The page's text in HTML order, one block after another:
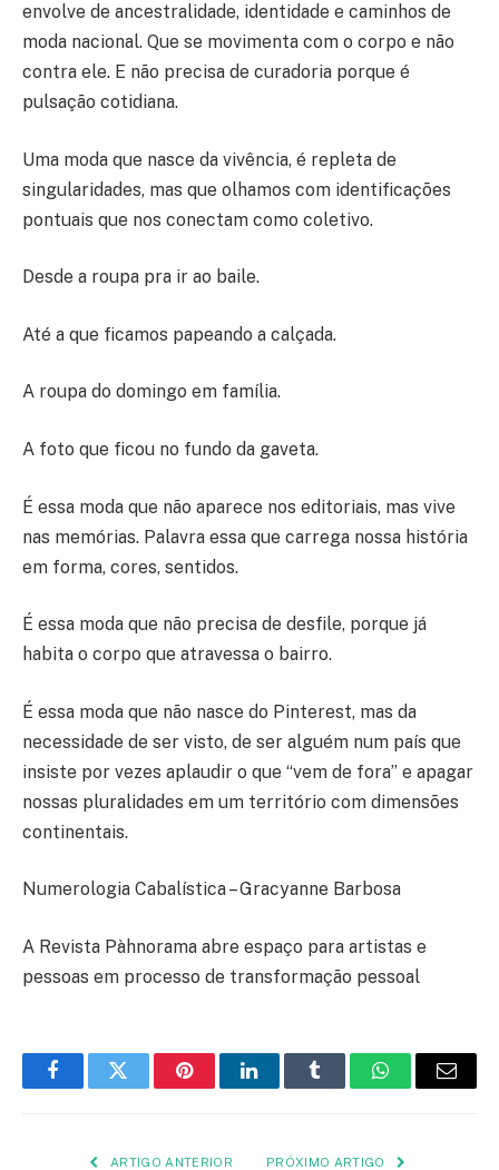
envolve de ancestralidade, identidade e caminhos de
moda nacional. Que se movimenta com o corpo e não
contra ele. E não precisa de curadoria porque é
pulsação cotidiana.
Uma moda que nasce da vivência, é repleta de
singularidades, mas que olhamos com identificações
pontuais que nos conectam como coletivo.
Desde a roupa pra ir ao baile.
Até a que ficamos papeando a calçada.
A roupa do domingo em família.
A foto que ficou no fundo da gaveta.
É essa moda que não aparece nos editoriais, mas vive
nas memórias. Palavra essa que carrega nossa história
em forma, cores, sentidos.
É essa moda que não precisa de desfile, porque já
habita o corpo que atravessa o bairro.
É essa moda que não nasce do Pinterest, mas da
necessidade de ser visto, de ser alguém num país que
insiste por vezes aplaudir o que “vem de fora” e apagar
nossas pluralidades em um território com dimensões
continentais.
Numerologia Cabalística – Gracyanne Barbosa
A Revista Pàhnorama abre espaço para artistas e
pessoas em processo de transformação pessoal
FacebookTwitter PinterestLinkedInTumblr WhatsApp
E-
ARTIGO ANTERIOR PRÓXIMO ARTIGO